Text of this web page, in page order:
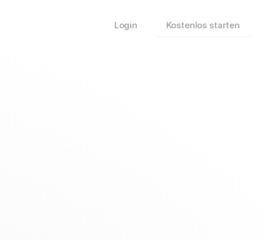
Login Kostenlos starten